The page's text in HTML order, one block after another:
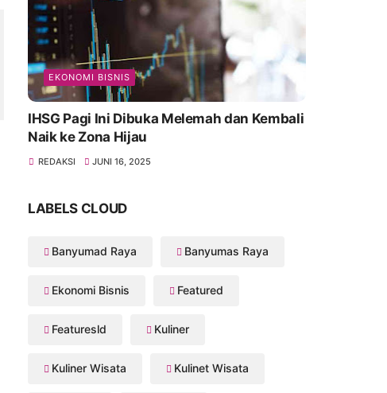
EKONOMI BISNIS
IHSG Pagi Ini Dibuka Melemah dan Kembali
Naik ke Zona Hijau
REDAKSI JUNI 16, 2025
LABELS CLOUD
Banyumad Raya Banyumas Raya
Ekonomi Bisnis Featured
Featuresld Kuliner
Kuliner Wisata Kulinet Wisata